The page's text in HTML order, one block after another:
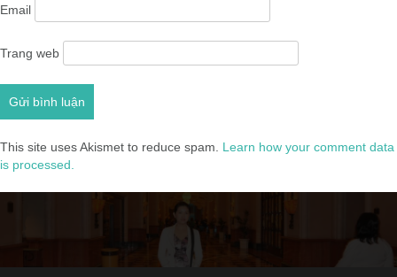
Email
Trang web
This site uses Akismet to reduce spam. Learn how your comment data
is processed.